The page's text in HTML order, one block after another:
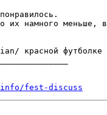
их намного
красной футболке
fest-discuss